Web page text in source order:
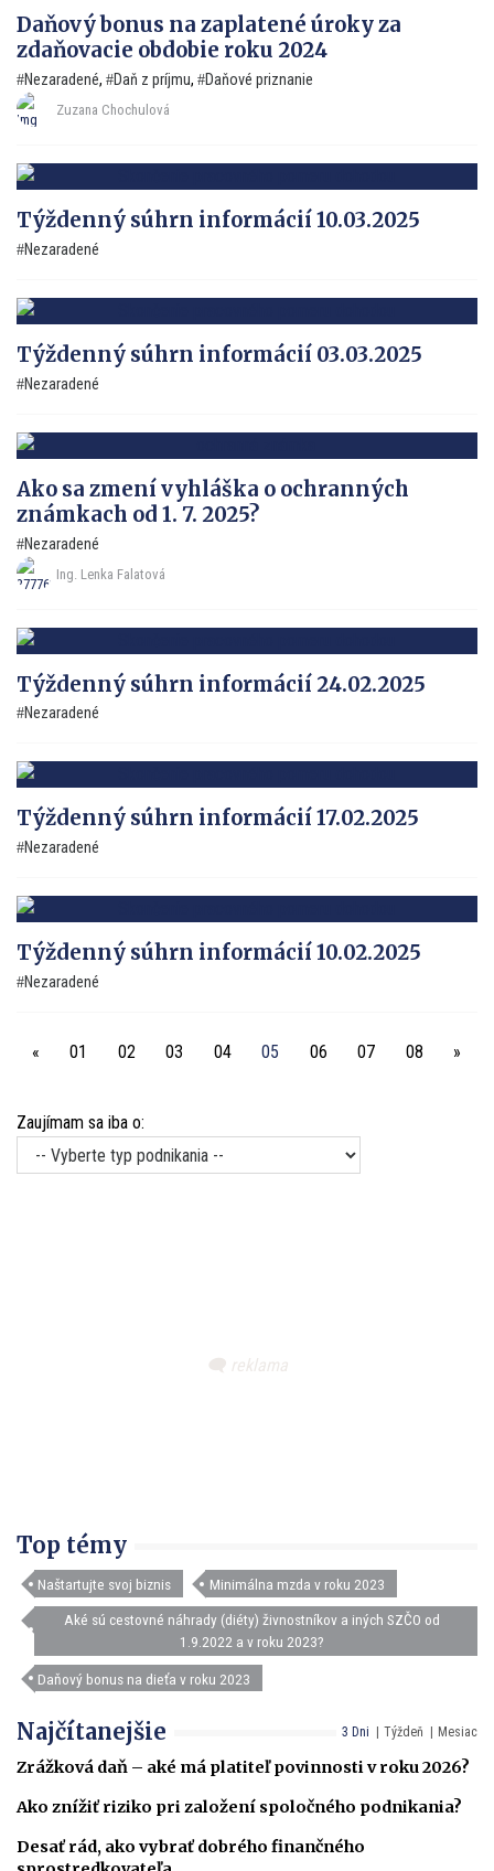
Daňový bonus na zaplatené úroky za
zdaňovacie obdobie roku 2024
Nezaradené, Daň z príjmu, Daňové priznanie
Zuzana Chochulová
Týždenný súhrn informácií 10.03.2025
Nezaradené
Týždenný súhrn informácií 03.03.2025
Nezaradené
Ako sa zmení vyhláška o ochranných
známkach od 1. 7. 2025?
Nezaradené
Ing. Lenka Falatová
Týždenný súhrn informácií 24.02.2025
Nezaradené
Týždenný súhrn informácií 17.02.2025
Nezaradené
Týždenný súhrn informácií 10.02.2025
Nezaradené
« 01 02 03 04 05 06 07 08 »
Zaujímam sa iba o:
Top témy
Naštartujte svoj biznis Minimálna mzda v roku 2023
Aké sú cestovné náhrady (diéty) živnostníkov a iných SZČO od
1.9.2022 a v roku 2023?
Daňový bonus na dieťa v roku 2023
3 Dni Týždeň Mesiac
Najčítanejšie
Zrážková daň – aké má platiteľ povinnosti v roku 2026?
Ako znížiť riziko pri založení spoločného podnikania?
Desať rád, ako vybrať dobrého finančného